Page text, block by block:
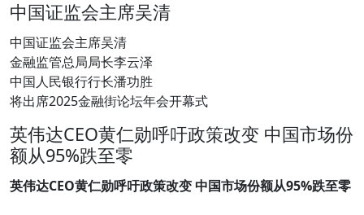
中国证监会主席吴清
中国证监会主席吴清
金融监管总局局长李云泽
中国人民银行行长潘功胜
将出席2025金融街论坛年会开幕式
英伟达CEO黄仁勋呼吁政策改变 中国市场份
额从95%跌至零
英伟达CEO黄仁勋呼吁政策改变 中国市场份额从95%跌至零